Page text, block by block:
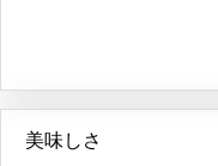
美味しさ